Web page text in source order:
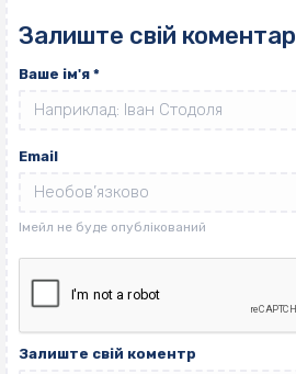
Залиште свій коментар
Ваше ім'я *
Email
Залиште свій коментр